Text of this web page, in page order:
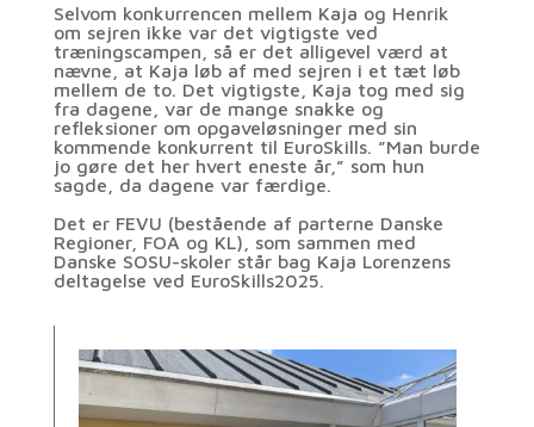
Selvom konkurrencen mellem Kaja og Henrik
om sejren ikke var det vigtigste ved
træningscampen, så er det alligevel værd at
nævne, at Kaja løb af med sejren i et tæt løb
mellem de to. Det vigtigste, Kaja tog med sig
fra dagene, var de mange snakke og
refleksioner om opgaveløsninger med sin
kommende konkurrent til EuroSkills. ”Man burde
jo gøre det her hvert eneste år,” som hun
sagde, da dagene var færdige.
Det er FEVU (bestående af parterne Danske
Regioner, FOA og KL), som sammen med
Danske SOSU-skoler står bag Kaja Lorenzens
deltagelse ved EuroSkills2025.